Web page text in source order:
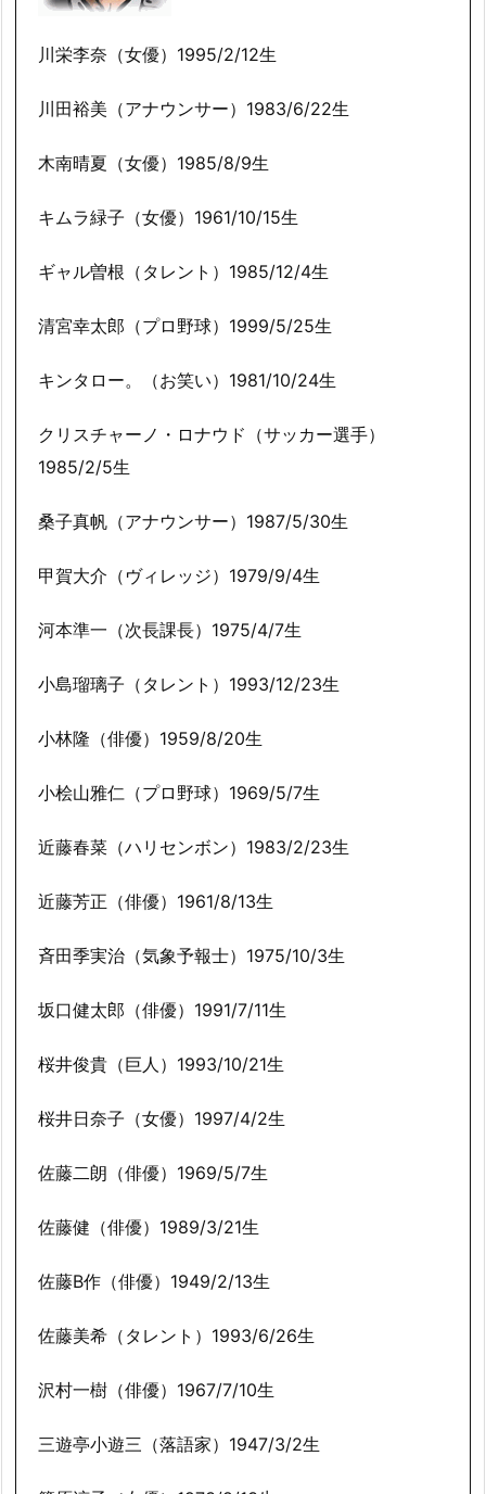
川栄李奈（女優）1995/2/12生
川田裕美（アナウンサー）1983/6/22生
木南晴夏（女優）1985/8/9生
キムラ緑子（女優）1961/10/15生
ギャル曽根（タレント）1985/12/4生
清宮幸太郎（プロ野球）1999/5/25生
キンタロー。（お笑い）1981/10/24生
クリスチャーノ・ロナウド（サッカー選手）
1985/2/5生
桑子真帆（アナウンサー）1987/5/30生
甲賀大介（ヴィレッジ）1979/9/4生
河本準一（次長課長）1975/4/7生
小島瑠璃子（タレント）1993/12/23生
小林隆（俳優）1959/8/20生
小桧山雅仁（プロ野球）1969/5/7生
近藤春菜（ハリセンボン）1983/2/23生
近藤芳正（俳優）1961/8/13生
斉田季実治（気象予報士）1975/10/3生
坂口健太郎（俳優）1991/7/11生
桜井俊貴（巨人）1993/10/21生
桜井日奈子（女優）1997/4/2生
佐藤二朗（俳優）1969/5/7生
佐藤健（俳優）1989/3/21生
佐藤B作（俳優）1949/2/13生
佐藤美希（タレント）1993/6/26生
沢村一樹（俳優）1967/7/10生
三遊亭小遊三（落語家）1947/3/2生